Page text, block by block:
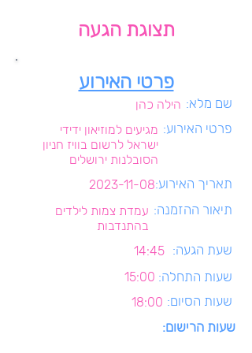
תצוגת הגעה
פרטי האירוע
הילה כהן שם מלא:
מגיעים למוזיאון ידידי
ישראל לרשום בוויז חניון
הסובלנות ירושלים
פרטי האירוע:
2023-11-08תאריך האירוע:
עמדת צמות לילדים
בהתנדבות
תיאור ההזמנה:
14:45 שעת הגעה:
15:00 שעות התחלה:
18:00 שעות הסיום:
שעות הרישום: